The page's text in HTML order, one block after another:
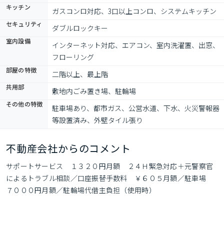
キッチン ガスコンロ対応、3口以上コンロ、システムキッチン
セキュリティ ダブルロックキー
室内設備
インターネット対応、エアコン、室内洗濯置、出窓、
フローリング
部屋の特徴 二階以上、最上階
共用部 敷地内ごみ置き場、駐輪場
その他の特徴
駐車場あり、都市ガス、公営水道、下水、火災警報器
等設置済み、外壁タイル張り
不動産会社からのコメント
サポートサービス　１３２０円月額　２４Ｈ緊急対応＋元警察官
によるトラブル相談／口座振替手数料　￥６０５月額／駐車場
７０００円月額／駐輪場代借主負担（使用時）